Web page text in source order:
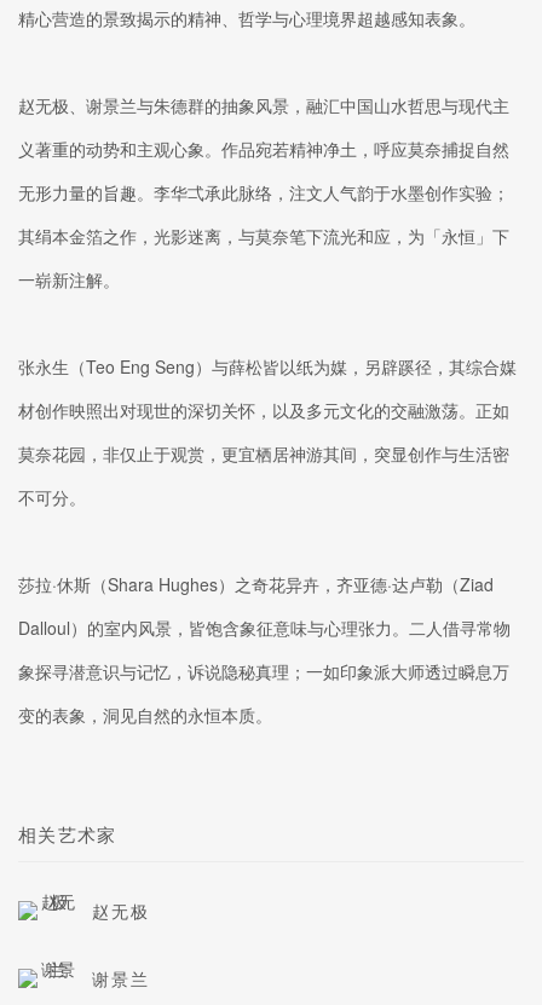
精心营造的景致揭示的精神、哲学与心理境界超越感知表象。
赵无极、谢景兰与朱德群的抽象风景，融汇中国山水哲思与现代主
义著重的动势和主观心象。作品宛若精神净土，呼应莫奈捕捉自然
无形力量的旨趣。李华弌承此脉络，注文人气韵于水墨创作实验；
其绢本金箔之作，光影迷离，与莫奈笔下流光和应，为「永恒」下
一崭新注解。
张永生（Teo Eng Seng）与薛松皆以纸为媒，另辟蹊径，其综合媒
材创作映照出对现世的深切关怀，以及多元文化的交融激荡。正如
莫奈花园，非仅止于观赏，更宜栖居神游其间，突显创作与生活密
不可分。
莎拉·休斯（Shara Hughes）之奇花异卉，齐亚德·达卢勒（Ziad
Dalloul）的室内风景，皆饱含象征意味与心理张力。二人借寻常物
象探寻潜意识与记忆，诉说隐秘真理；一如印象派大师透过瞬息万
变的表象，洞见自然的永恒本质。
相关艺术家
赵无极
谢景兰